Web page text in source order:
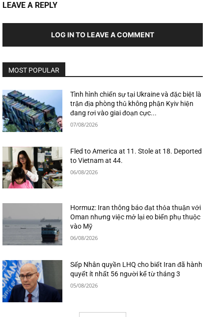
LEAVE A REPLY
LOG IN TO LEAVE A COMMENT
MOST POPULAR
Tình hình chiến sự tại Ukraine và đặc biệt là
trận địa phòng thủ không phận Kyiv hiện
đang rơi vào giai đoạn cực...
07/08/2026
Fled to America at 11. Stole at 18. Deported
to Vietnam at 44.
06/08/2026
Hormuz: Iran thông báo đạt thỏa thuận với
Oman nhưng việc mở lại eo biển phụ thuộc
vào Mỹ
06/08/2026
Sếp Nhân quyền LHQ cho biết Iran đã hành
quyết ít nhất 56 người kể từ tháng 3
05/08/2026